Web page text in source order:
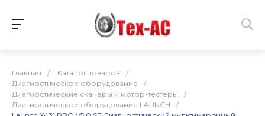
Главная / Каталог товаров
/
Диагностическое оборудование
/
Диагностические сканеры и мотор-тестеры
/
Диагностическое оборудование LAUNCH
/